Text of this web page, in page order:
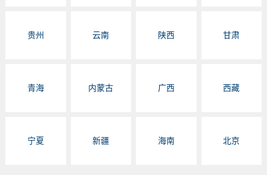
贵州 云南 陕西 甘肃
青海 内蒙古 广西 西藏
宁夏 新疆 海南 北京